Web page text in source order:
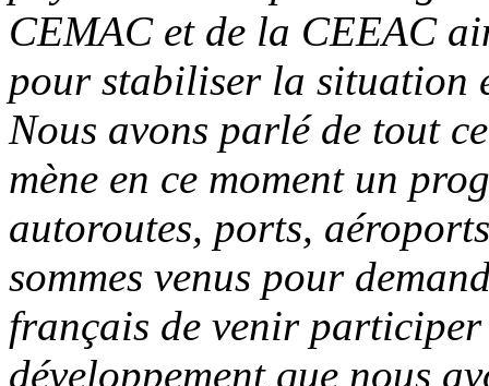
CEMAC et de la CEEAC
pour stabiliser la situation
Nous avons parlé de tout
mène en ce moment un
autoroutes, ports,
sommes venus pour
français de venir participer
développement que nous